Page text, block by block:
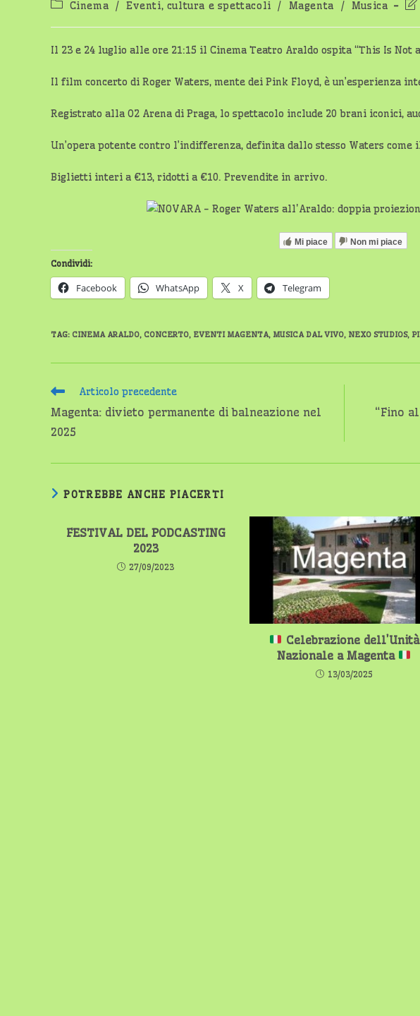
Categoria
Cinema / Eventi, cultura e spettacoli / Magenta / Musica
Il 23 e 24 luglio alle ore 21:15 il Cinema Teatro Araldo ospita “This Is Not
Il film concerto di Roger Waters, mente dei Pink Floyd, è un’esperienza
Registrato alla O2 Arena di Praga, lo spettacolo include 20 brani iconici,
Un’opera potente contro l’indifferenza, definita dallo stesso Waters come
Biglietti interi a €13, ridotti a €10. Prevendite in arrivo.
Mi piace Non mi piace
Condividi:
Facebook WhatsApp X Telegram
TAG: CINEMA ARALDO, CONCERTO, EVENTI MAGENTA, MUSICA DAL VIVO, NEXO STUDIOS,
Leggi
articoli
Articolo precedente
Magenta: divieto permanente di balneazione nel
2025
“Fino
POTREBBE ANCHE PIACERTI
FESTIVAL DEL PODCASTING
2023
27/09/2023
Celebrazione dell’Unità
Nazionale a Magenta
13/03/2025